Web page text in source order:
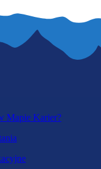
Mapie Karier?